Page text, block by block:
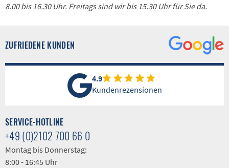
8.00 bis 16.30 Uhr. Freitags sind wir bis 15.30 Uhr für Sie da.
ZUFRIEDENE KUNDEN
4.9
Kundenrezensionen
SERVICE-HOTLINE
+49 (0)2102 700 66 0
Montag bis Donnerstag:
8:00 - 16:45 Uhr